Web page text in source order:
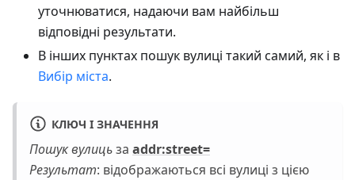
уточнюватися, надаючи вам найбільш
відповідні результати.
В інших пунктах пошук вулиці такий самий, як і в
Вибір міста.
КЛЮЧ І ЗНАЧЕННЯ
Пошук вулицьза addr:street=
Результат: відображаються всі вулиці з цією